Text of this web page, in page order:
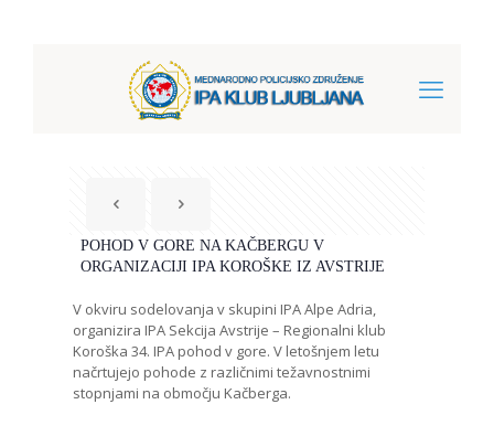
POHOD V GORE NA KAČBERGU V
ORGANIZACIJI IPA KOROŠKE IZ AVSTRIJE
V okviru sodelovanja v skupini IPA Alpe Adria,
organizira IPA Sekcija Avstrije – Regionalni klub
Koroška 34. IPA pohod v gore. V letošnjem letu
načrtujejo pohode z različnimi težavnostnimi
stopnjami na območju Kačberga.